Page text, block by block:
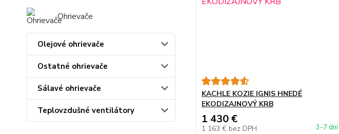
Ohrievače
Olejové ohrievače
Ostatné ohrievače
Sálavé ohrievače
Teplovzdušné ventilátory
KACHLE KOZIE IGNIS HNEDÉ
EKODIZAJNOVÝ KRB
1 430 €
1 163 € bez DPH 3-7 dní